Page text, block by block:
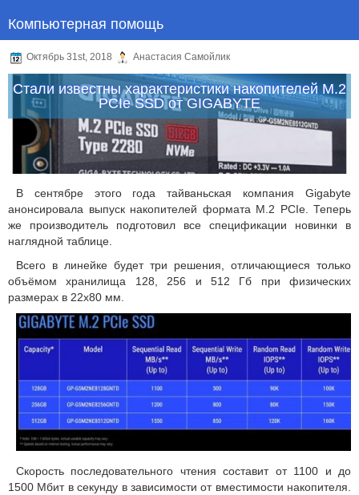
Компьютерная помощь
Октябрь 31st, 2018 Анастасия Самойлик
Стали известны характеристики накопителей M.2
PCIe SSD от GIGABYTE
В сентябре этого года тайваньская компания Gigabyte
анонсировала выпуск накопителей формата M.2 PCIe. Теперь
же производитель подготовил все спецификации новинки в
наглядной таблице.
Всего в линейке будет три решения, отличающиеся только
объёмом хранилища 128, 256 и 512 Гб при физических
размерах в 22х80 мм.
Скорость последовательного чтения составит от 1100 и до
1500 Мбит в секунду в зависимости от вместимости накопителя.